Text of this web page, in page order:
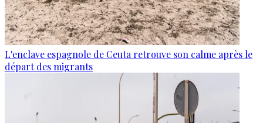
L'enclave espagnole de Ceuta retrouve son calme après le
départ des migrants